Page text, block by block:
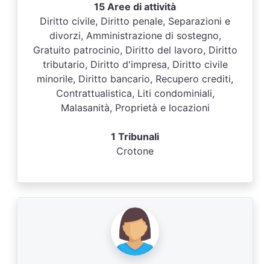
15 Aree di attività
Diritto civile, Diritto penale, Separazioni e
divorzi, Amministrazione di sostegno,
Gratuito patrocinio, Diritto del lavoro, Diritto
tributario, Diritto d'impresa, Diritto civile
minorile, Diritto bancario, Recupero crediti,
Contrattualistica, Liti condominiali,
Malasanità, Proprietà e locazioni
1 Tribunali
Crotone